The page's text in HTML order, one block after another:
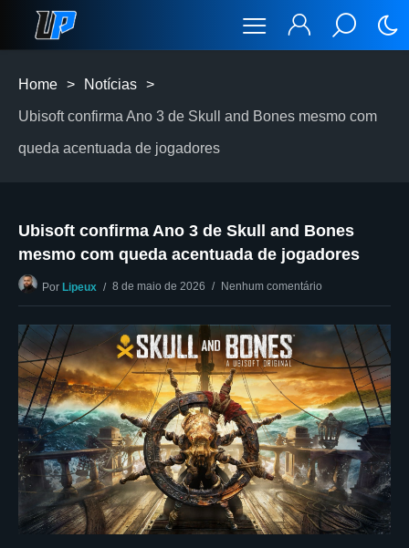
Home > Notícias >
Ubisoft confirma Ano 3 de Skull and Bones mesmo com
queda acentuada de jogadores
Ubisoft confirma Ano 3 de Skull and Bones
mesmo com queda acentuada de jogadores
Por Lipeux 8 de maio de 2026 Nenhum comentário